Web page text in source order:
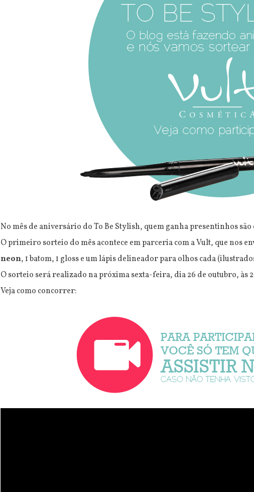
No mês de aniversário do To Be Stylish, quem ganha presentinhos
O primeiro sorteio do mês acontece em parceria com a Vult, que nos
neon, 1 batom, 1 gloss e um lápis delineador para olhos cada
O sorteio será realizado na próxima sexta-feira, dia 26 de outubro, às
Veja como concorrer: